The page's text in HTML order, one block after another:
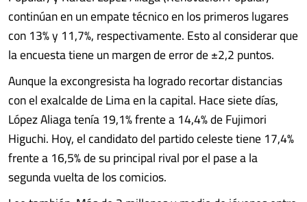
continúan en un empate técnico en los primeros lugares
con 13% y 11,7%, respectivamente. Esto al considerar que
la encuesta tiene un margen de error de ±2,2 puntos.
Aunque la excongresista ha logrado recortar distancias
con el exalcalde de Lima en la capital. Hace siete días,
López Aliaga tenía 19,1% frente a 14,4% de Fujimori
Higuchi. Hoy, el candidato del partido celeste tiene 17,4%
frente a 16,5% de su principal rival por el pase a la
segunda vuelta de los comicios.